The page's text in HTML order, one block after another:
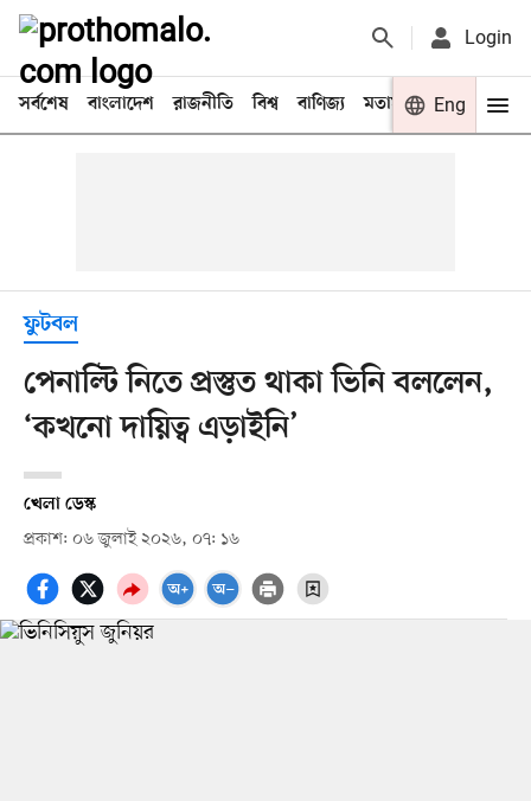
Login
সর্বশেষ বাংলাদেশ রাজনীতি বিশ্ব বাণিজ্য মতামত খেলা
Eng
ফুটবল
পেনাল্টি নিতে প্রস্তুত থাকা ভিনি বললেন,
‘কখনো দায়িত্ব এড়াইনি’
খেলা ডেস্ক
প্রকাশ: ০৬ জুলাই ২০২৬, ০৭: ১৬